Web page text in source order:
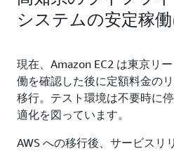
システムの安定稼
現在、Amazon EC2 は東京リ
働を確認した後に定額料金の
移行。テスト環境は不要時に
適化を図っています。
AWS への移行後、サービスリ